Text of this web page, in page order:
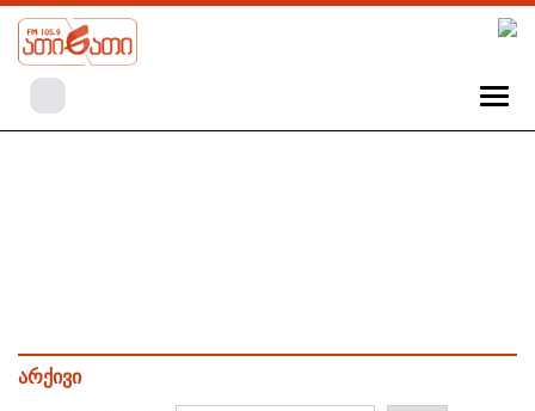
არქივი